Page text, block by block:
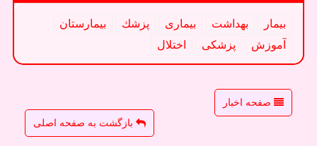
بیمار بهداشت بیماری پزشك
بیمارستان
آموزش
پزشكی اختلال
صفحه اخبار
بازگشت به صفحه اصلی